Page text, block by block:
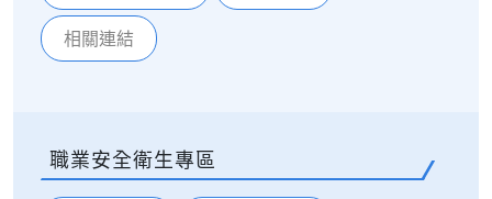
相關連結
職業安全衛生專區